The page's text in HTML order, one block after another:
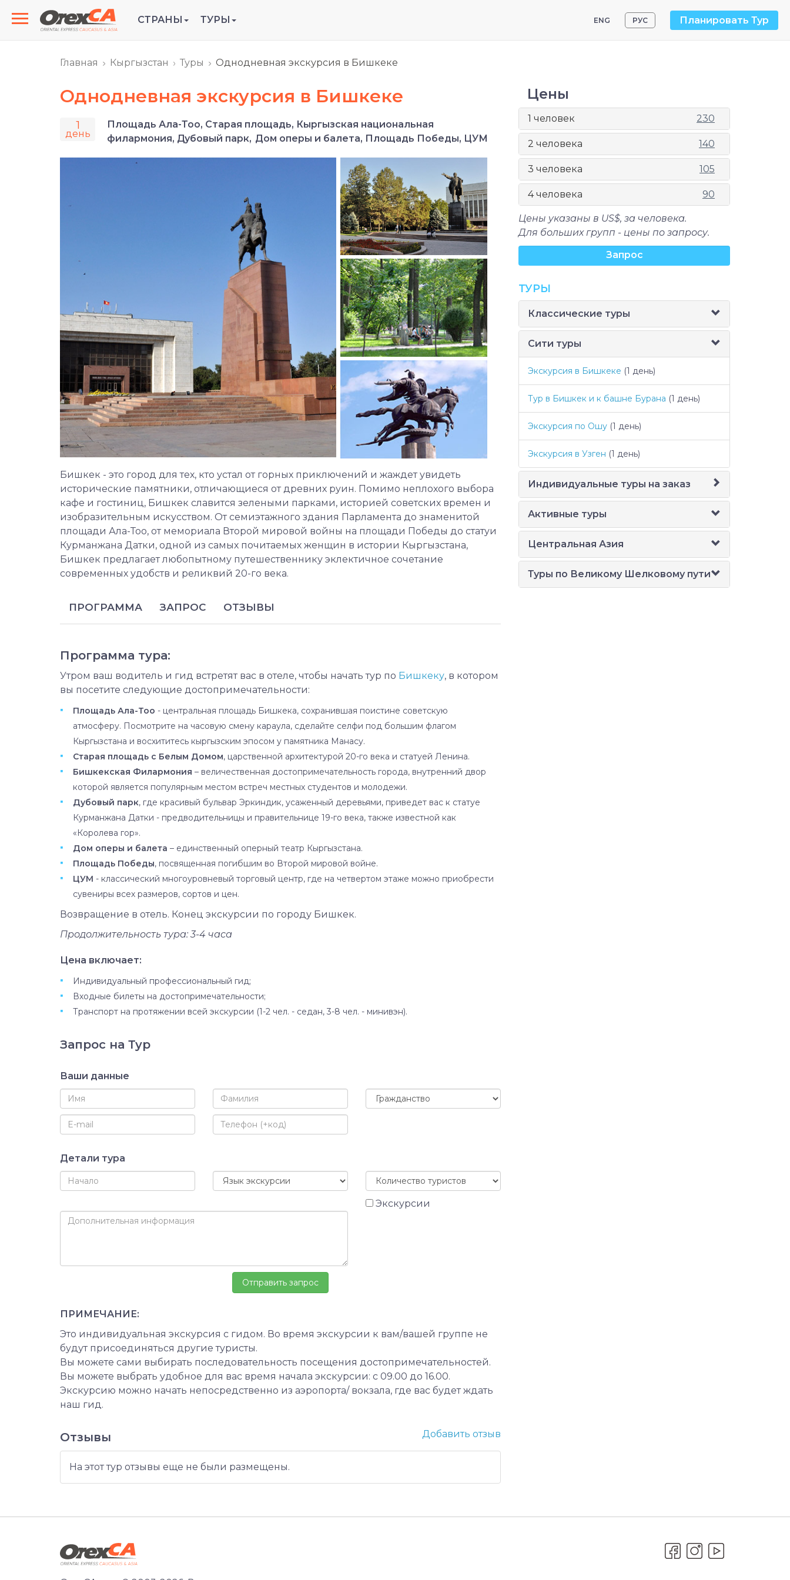
СТРАНЫ ТУРЫ ENG РУС Планировать Тур
Главная Кыргызстан Туры Однодневная экскурсия в Бишкеке
Однодневная экскурсия в Бишкеке
1
день
Площадь Ала-Тоо, Старая площадь, Кыргызская национальная
филармония, Дубовый парк, Дом оперы и балета, Площадь Победы, ЦУМ
Бишкек - это город для тех, кто устал от горных приключений и жаждет увидеть
исторические памятники, отличающиеся от древних руин. Помимо неплохого выбора
кафе и гостиниц, Бишкек славится зелеными парками, историей советских времен и
изобразительным искусством. От семиэтажного здания Парламента до знаменитой
площади Ала-Тоо, от мемориала Второй мировой войны на площади Победы до статуи
Курманжана Датки, одной из самых почитаемых женщин в истории Кыргызстана,
Бишкек предлагает любопытному путешественнику эклектичное сочетание
современных удобств и реликвий 20-го века.
ПРОГРАММА ЗАПРОС ОТЗЫВЫ
Программа тура:
Утром ваш водитель и гид встретят вас в отеле, чтобы начать тур по Бишкеку, в котором
вы посетите следующие достопримечательности:
Площадь Ала-Тоо - центральная площадь Бишкека, сохранившая поистине советскую
атмосферу. Посмотрите на часовую смену караула, сделайте селфи под большим флагом
Кыргызстана и восхититесь кыргызским эпосом у памятника Манасу.
Старая площадь с Белым Домом, царственной архитектурой 20-го века и статуей Ленина.
Бишкекская Филармония – величественная достопримечательность города, внутренний двор
которой является популярным местом встреч местных студентов и молодежи.
Дубовый парк, где красивый бульвар Эркиндик, усаженный деревьями, приведет вас к статуе
Курманжана Датки - предводительницы и правительнице 19-го века, также известной как
«Королева гор».
Дом оперы и балета – единственный оперный театр Кыргызстана.
Площадь Победы, посвященная погибшим во Второй мировой войне.
ЦУМ - классический многоуровневый торговый центр, где на четвертом этаже можно приобрести
сувениры всех размеров, сортов и цен.
Возвращение в отель. Конец экскурсии по городу Бишкек.
Продолжительность тура: 3-4 часа
Цена включает:
Индивидуальный профессиональный гид;
Входные билеты на достопримечательности;
Транспорт на протяжении всей экскурсии (1-2 чел. - седан, 3-8 чел. - минивэн).
Запрос на Тур
Ваши данные
Детали тура
Экскурсии
ПРИМЕЧАНИЕ:
Это индивидуальная экскурсия с гидом. Во время экскурсии к вам/вашей группе не
будут присоединяться другие туристы.
Вы можете сами выбирать последовательность посещения достопримечательностей.
Вы можете выбрать удобное для вас время начала экскурсии: с 09.00 до 16.00.
Экскурсию можно начать непосредственно из аэропорта/ вокзала, где вас будет ждать
наш гид.
Отзывы Добавить отзыв
На этот тур отзывы еще не были размещены.
Цены
1 человек 230
2 человека 140
3 человека 105
4 человека 90
Цены указаны в US$, за человека.
Для больших групп - цены по запросу.
Запрос
ТУРЫ
Классические туры
Сити туры
Экскурсия в Бишкеке (1 день)
Тур в Бишкек и к башне Бурана (1 день)
Экскурсия по Ошу (1 день)
Экскурсия в Узген (1 день)
Индивидуальные туры на заказ
Активные туры
Центральная Азия
Туры по Великому Шелковому пути